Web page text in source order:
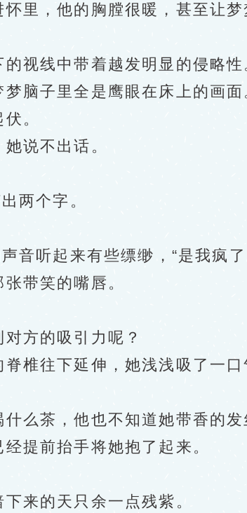
，他的胸膛很暖，甚至让梦
线中带着越发明显的侵略性
子里全是鹰眼在床上的画面
。
说不出话。
个字。
听起来有些缥缈，“是我疯了
带笑的嘴唇。
方的吸引力呢？
往下延伸，她浅浅吸了一口
茶，他也不知道她带香的发
提前抬手将她抱了起来。
的天只余一点残紫。